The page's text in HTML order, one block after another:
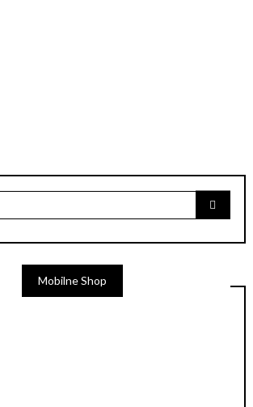
Mobilne Shop